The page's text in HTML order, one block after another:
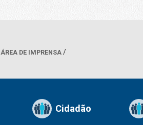
ÁREA DE IMPRENSA
Cidadão